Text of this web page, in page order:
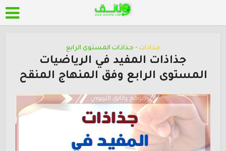
جـذاذات • جـذاذات المستوى الرابع
جذاذات المفيد في الرياضيات
المستوى الرابع وفق المنهاج المنقح